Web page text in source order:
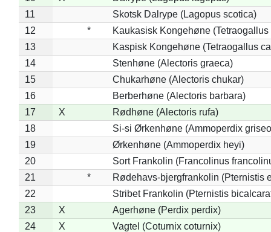
11
Skotsk Dalrype (Lagopus scotica)
12
*
Kaukasisk Kongehøne
13
Kaspisk Kongehøne (Tetraogallus
14
Stenhøne (Alectoris graeca)
15
Chukarhøne (Alectoris chukar)
16
Berberhøne (Alectoris barbara)
17
X
Rødhøne (Alectoris rufa)
18
Si-si Ørkenhøne (Ammoperdix
19
Ørkenhøne (Ammoperdix heyi)
20
Sort Frankolin (Francolinus
21
*
Rødehavs-bjergfrankolin (Pternistis
22
Stribet Frankolin (Pternistis
23
X
Agerhøne (Perdix perdix)
24
X
Vagtel (Coturnix coturnix)